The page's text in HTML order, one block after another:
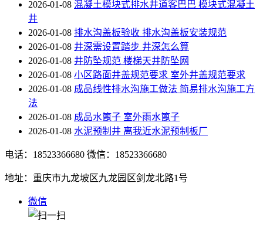
2026-01-08 混凝土模块式排水井道客巴巴 模块式混凝土
井
2026-01-08 排水沟盖板验收 排水沟盖板安装规范
2026-01-08 井深需设置踏步 井深怎么算
2026-01-08 井防坠规范 楼梯天井防坠网
2026-01-08 小区路面井盖规范要求 室外井盖规范要求
2026-01-08 成品线性排水沟施工做法 简易排水沟施工方
法
2026-01-08 成品水篦子 室外雨水篦子
2026-01-08 水泥预制井 离我近水泥预制板厂
电话：18523366680 微信：18523366680
地址：重庆市九龙坡区九龙园区剑龙北路1号
微信